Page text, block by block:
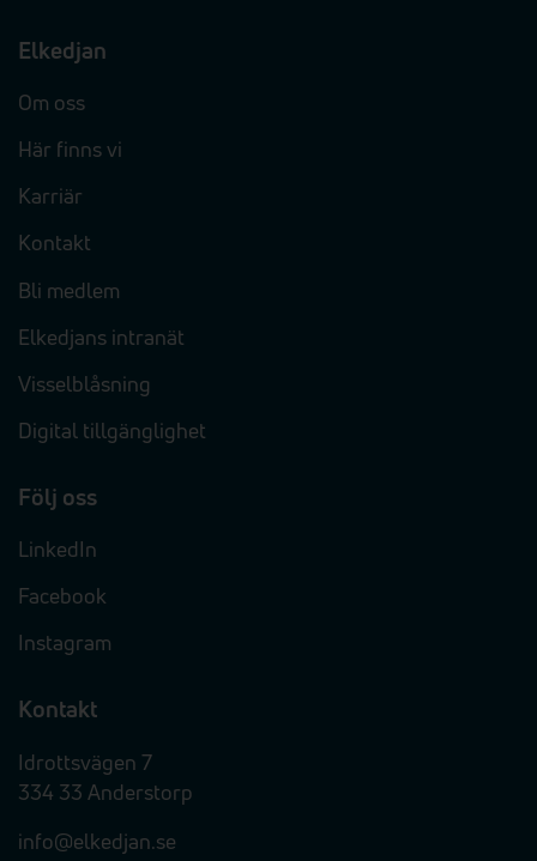
Elkedjan
Om oss
Här finns vi
Karriär
Kontakt
Bli medlem
Elkedjans intranät
Visselblåsning
Digital tillgänglighet
Följ oss
LinkedIn
Facebook
Instagram
Kontakt
Idrottsvägen 7
334 33 Anderstorp
info@elkedjan.se